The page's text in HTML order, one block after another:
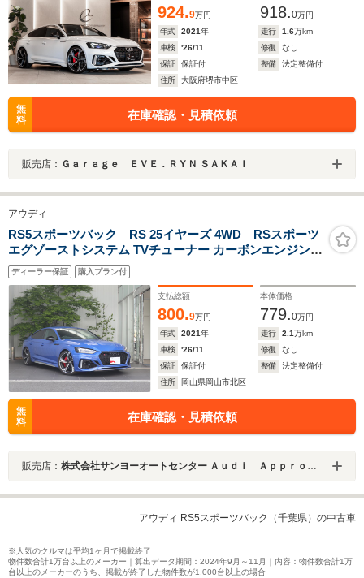
924.9万円 918.0万円
年式
2021年 走行 1.6万km
車検
'26/11 修復
なし
保証
保証付 整備
法定整備付
住所
大阪府堺市中区
無
料
在庫確認・見積依頼
販売店： Ｇａｒａｇｅ ＥＶＥ．ＲＹＮ ＳＡＫＡＩ
アウディ
RS5スポーツバック RS 25イヤーズ 4WD RSスポーツ
エグゾーストシステム TVチューナー カーボンエンジンカ
バー カラードブレーキキャリパー レッド サラウンドビュ
ーカメラ/パークアシスト スマートフォンワイヤレスチャ
ージング (ブルー)
ディーラー保証 購入プラン付
支払総額
800.9万円
本体価格
779.0万円
年式
2021年 走行 2.1万km
車検
'26/11 修復
なし
保証
保証付 整備
法定整備付
住所
岡山県岡山市北区
無
料
在庫確認・見積依頼
販売店： 株式会社サンヨーオートセンター Ａｕｄｉ Ａｐｐｒｏｖｅｄ Ａｕｔｏｍｏｂｉｌｅ岡山中央
アウディ RS5スポーツバック（千葉県）の中古車
※人気のクルマは平均1ヶ月で掲載終了
物件数合計1万台以上のメーカー｜算出データ期間：2024年9月～11月｜内容：物件数合計1万
台以上のメーカーのうち、掲載が終了した物件数が1,000台以上の場合